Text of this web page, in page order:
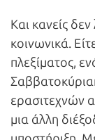
Και κανείς δεν
κοινωνικά.
πλεξίματος,
ερασιτεχνών
μια άλλη